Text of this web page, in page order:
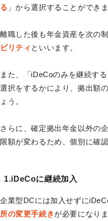
る 」から選択することができま
離職した後も年金資産を次の
ビリティ といいます。
また、「iDeCoのみを継続す
選択をするかにより、拠出額
ょう。
さらに、確定拠出年金以外の
限額が変わるため、個別に確
1.iDeCoに継続加入
企業型DCには加入せずに
所の変更手続きが必要になりま